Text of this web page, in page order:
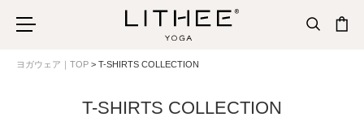
ヨガウェア｜TOP T-SHIRTS COLLECTION
T-SHIRTS COLLECTION